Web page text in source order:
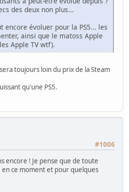
des deux non plus...
encore évoluer pour la PS5... les
ainsi que le matoss Apple
Apple TV wtf).
toujours loin du prix de la Steam
qu'une PS5.
#1006
encore ! Je pense que de toute
ce moment et pour quelques